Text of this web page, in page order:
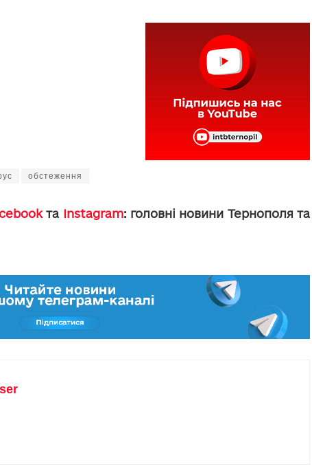
обстеження
та Instagram: головні новини Тернополя та